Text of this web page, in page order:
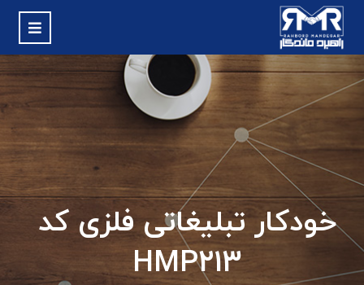
خودکار تبلیغاتی فلزی کد
HMP213